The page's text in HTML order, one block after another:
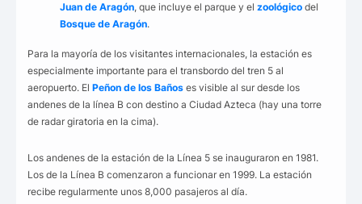
Juan de Aragón, que incluye el parque y el zoológico del
Bosque de Aragón.
Para la mayoría de los visitantes internacionales, la estación es
especialmente importante para el transbordo del tren 5 al
aeropuerto. El Peñon de los Baños es visible al sur desde los
andenes de la línea B con destino a Ciudad Azteca (hay una torre
de radar giratoria en la cima).
Los andenes de la estación de la Línea 5 se inauguraron en 1981.
Los de la Línea B comenzaron a funcionar en 1999. La estación
recibe regularmente unos 8,000 pasajeros al día.